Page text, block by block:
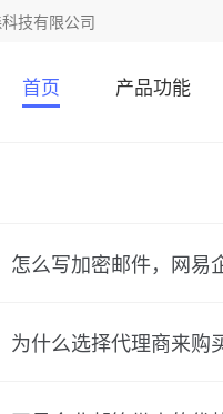
技有限公司
首页 产品功能
怎么写加密邮件，网易
为什么选择代理商来购